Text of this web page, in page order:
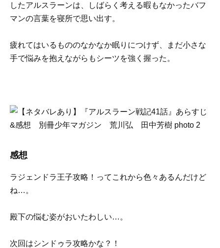
したアルスラーンは、しばらく考える暇もなかったバフ
マンの言葉を寝所で思い出す。
疲れてはいるもののなかなか眠りにつけず、まだ小さな
手で悩みを抱えながらもシーツを強く握った。
感想
ラジェンドラ王子攻略！ってこれから色々あるんだけど
ね…。
殿下の悩む姿がおいたわしい…。
次回はシンドゥラ攻略かな？！